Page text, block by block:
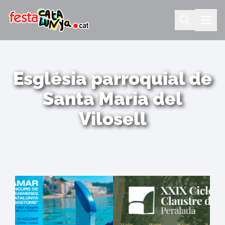
Església parroquial de
Santa Maria del
Vilosell